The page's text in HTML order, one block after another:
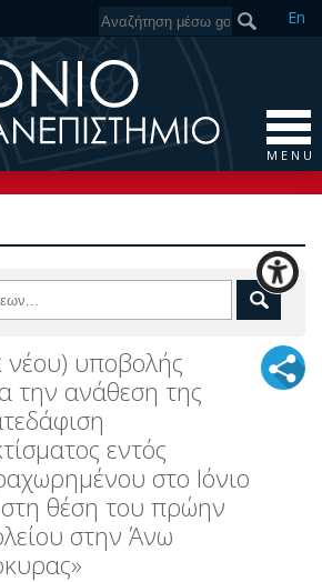
En
M E N U
υποβολής
την ανάθεση της
εντός
στο Ιόνιο
θέση του πρώην
στην Άνω